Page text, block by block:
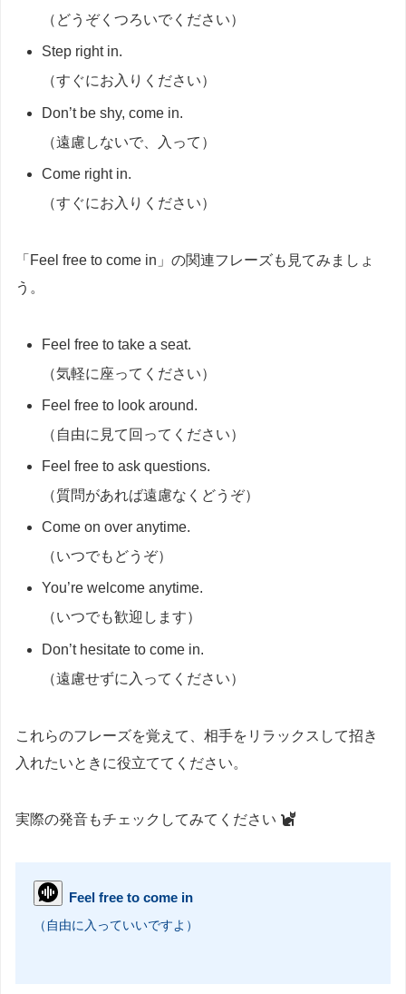
（どうぞくつろいでください）
Step right in.
（すぐにお入りください）
Don’t be shy, come in.
（遠慮しないで、入って）
Come right in.
（すぐにお入りください）
「Feel free to come in」の関連フレーズも見てみましょ
う。
Feel free to take a seat.
（気軽に座ってください）
Feel free to look around.
（自由に見て回ってください）
Feel free to ask questions.
（質問があれば遠慮なくどうぞ）
Come on over anytime.
（いつでもどうぞ）
You’re welcome anytime.
（いつでも歓迎します）
Don’t hesitate to come in.
（遠慮せずに入ってください）
これらのフレーズを覚えて、相手をリラックスして招き
入れたいときに役立ててください。
実際の発音もチェックしてみてください
Feel free to come in
（自由に入っていいですよ）